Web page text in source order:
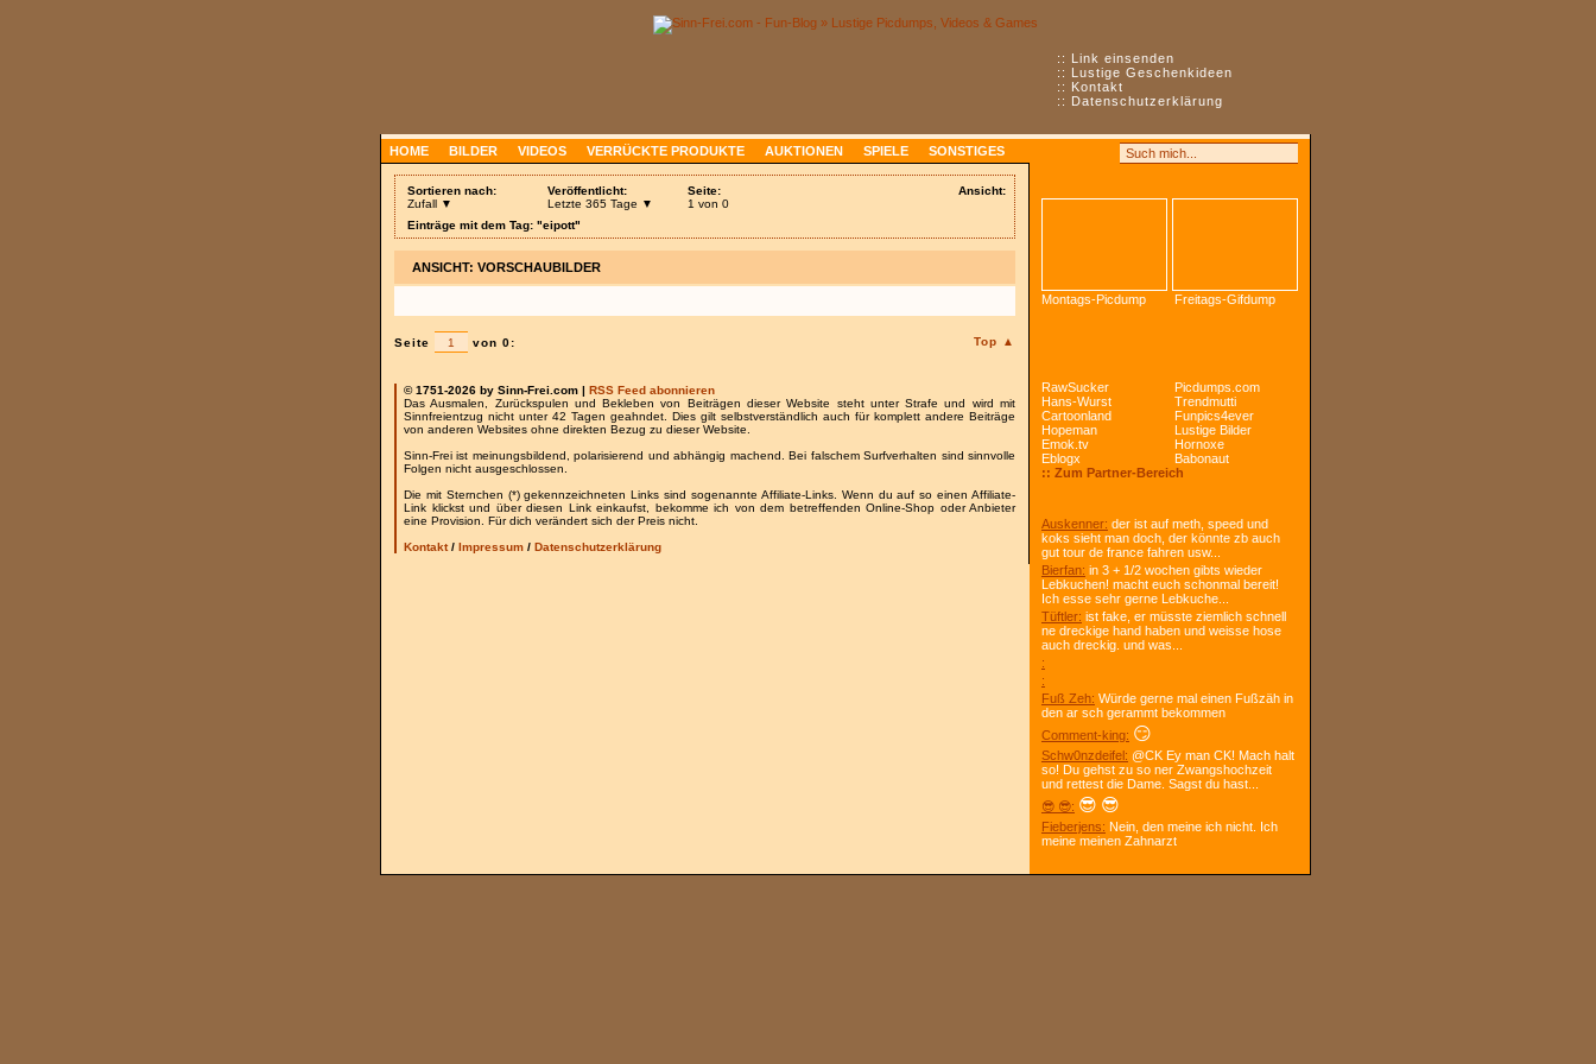
:: Link einsenden
:: Lustige Geschenkideen
:: Kontakt
:: Datenschutzerklärung
HOME BILDER VIDEOS VERRÜCKTE PRODUKTE AUKTIONEN SPIELE SONSTIGES
Ansicht:
Sortieren nach:
Zufall ▼
Veröffentlicht:
Letzte 365 Tage ▼
Seite:
1 von 0
Einträge mit dem Tag: "eipott"
ANSICHT: VORSCHAUBILDER
Top ▲
Seite von 0:
© 1751-2026 by Sinn-Frei.com | RSS Feed abonnieren
Das Ausmalen, Zurückspulen und Bekleben von Beiträgen dieser Website steht unter Strafe und wird mit
Sinnfreientzug nicht unter 42 Tagen geahndet. Dies gilt selbstverständlich auch für komplett andere Beiträge
von anderen Websites ohne direkten Bezug zu dieser Website.
Sinn-Frei ist meinungsbildend, polarisierend und abhängig machend. Bei falschem Surfverhalten sind sinnvolle
Folgen nicht ausgeschlossen.
Die mit Sternchen (*) gekennzeichneten Links sind sogenannte Affiliate-Links. Wenn du auf so einen Affiliate-
Link klickst und über diesen Link einkaufst, bekomme ich von dem betreffenden Online-Shop oder Anbieter
eine Provision. Für dich verändert sich der Preis nicht.
Kontakt/ Impressum / Datenschutzerklärung
Montags-Picdump Freitags-Gifdump
RawSucker
Picdumps.com
Hans-Wurst
Trendmutti
Cartoonland
Funpics4ever
Hopeman
Lustige Bilder
Emok.tv
Hornoxe
Eblogx
Babonaut
:: Zum Partner-Bereich
Auskenner: der ist auf meth, speed und
koks sieht man doch, der könnte zb auch
gut tour de france fahren usw...
Bierfan: in 3 + 1/2 wochen gibts wieder
Lebkuchen! macht euch schonmal bereit!
Ich esse sehr gerne Lebkuche...
Tüftler: ist fake, er müsste ziemlich schnell
ne dreckige hand haben und weisse hose
auch dreckig. und was...
:
:
Fuß Zeh: Würde gerne mal einen Fußzäh in
den ar sch gerammt bekommen
Comment-king: 😏
Schw0nzdeifel: @CK Ey man CK! Mach halt
so! Du gehst zu so ner Zwangshochzeit
und rettest die Dame. Sagst du hast...
😎 😎: 😎 😎
Fieberjens: Nein, den meine ich nicht. Ich
meine meinen Zahnarzt